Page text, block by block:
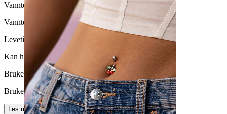
Vanntett
Vanntett
Levetid
Kan holde livet ut
Brukervennlighet
Brukervennligt
Les mer